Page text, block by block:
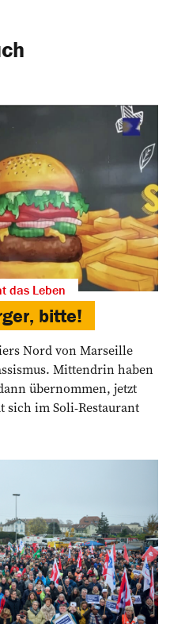
das Leben
bitte!
Nord von Marseille
Mittendrin haben
übernommen, jetzt
sich im Soli-­Restaurant